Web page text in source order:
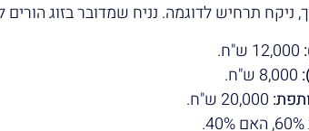
תרחיש לדוגמה. נניח שמדובר בזוג הורים לשני